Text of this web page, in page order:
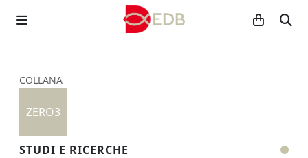
COLLANA
ZERO3
STUDI E RICERCHE